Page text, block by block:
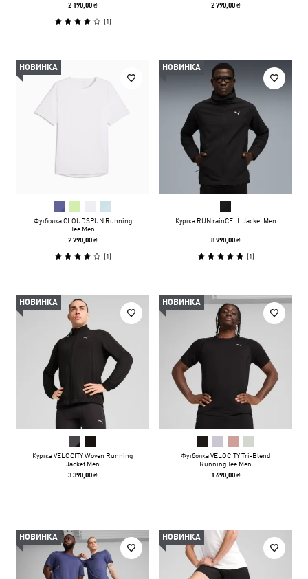
2 190,00 ₴
(1)
2 790,00 ₴
НОВИНКА
Футболка CLOUDSPUN Running
Tee Men
2 790,00 ₴
(1)
НОВИНКА
Куртка RUN rainCELL Jacket Men
8 990,00 ₴
(1)
НОВИНКА
Куртка VELOCITY Woven Running
Jacket Men
3 390,00 ₴
НОВИНКА
Футболка VELOCITY Tri-Blend
Running Tee Men
1 690,00 ₴
НОВИНКА НОВИНКА